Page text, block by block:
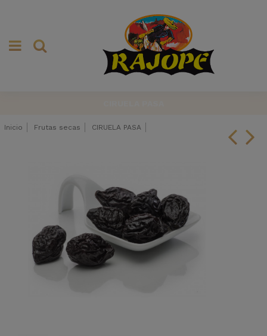
Inicio Frutas secas CIRUELA PASA